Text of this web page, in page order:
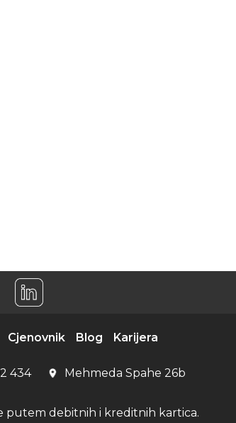
Cjenovnik Blog Karijera
434 Mehmeda Spahe 26b
putem debitnih i kreditnih kartica.